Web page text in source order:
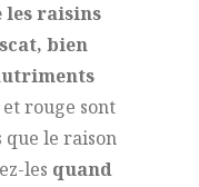
les raisins
bien
rouge sont
le raison
les quand